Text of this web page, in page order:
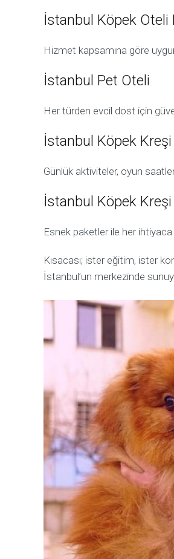
İstanbul Köpek Oteli
Hizmet kapsamına göre
İstanbul Pet Oteli
Her türden evcil dost için
İstanbul Köpek Kreşi
Günlük aktiviteler, oyun
İstanbul Köpek Kreşi
Esnek paketler ile her
Kısacası; ister eğitim, ister
İstanbul’un merkezinde